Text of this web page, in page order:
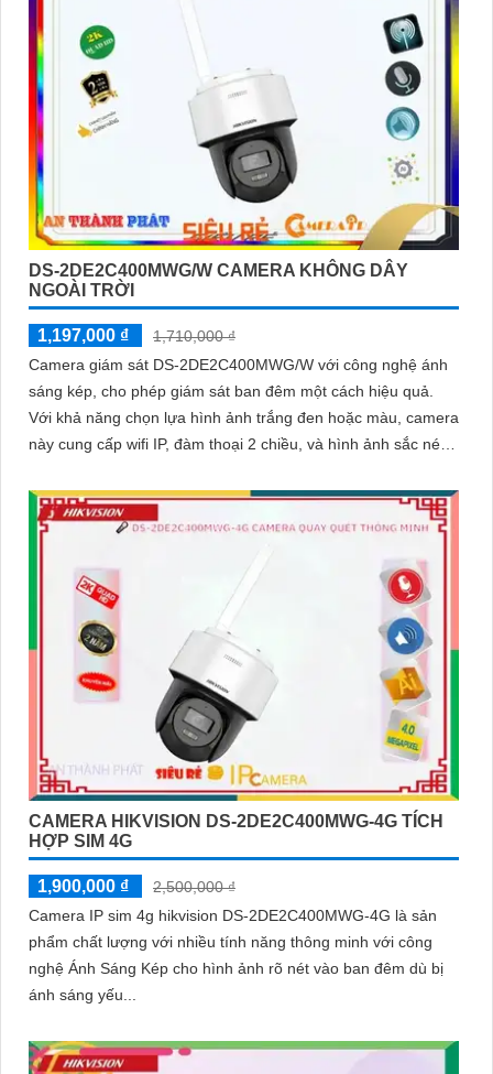
DS-2DE2C400MWG/W CAMERA KHÔNG DÂY
NGOÀI TRỜI
1,197,000 ₫
1,710,000 ₫
Camera giám sát DS-2DE2C400MWG/W với công nghệ ánh
sáng kép, cho phép giám sát ban đêm một cách hiệu quả.
Với khả năng chọn lựa hình ảnh trắng đen hoặc màu, camera
này cung cấp wifi IP, đàm thoại 2 chiều, và hình ảnh sắc nét
CAMERA HIKVISION DS-2DE2C400MWG-4G TÍCH
HỢP SIM 4G
1,900,000 ₫
2,500,000 ₫
Camera IP sim 4g hikvision DS-2DE2C400MWG-4G là sản
phẩm chất lượng với nhiều tính năng thông minh với công
nghệ Ánh Sáng Kép cho hình ảnh rõ nét vào ban đêm dù bị
ánh sáng yếu...